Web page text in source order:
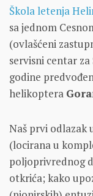
Škola letenja
sa jednom
(ovlašćeni
servisni centar
godine
helikoptera
Naš prvi odlazak
(locirana u
poljoprivrednog
otkrića; kako